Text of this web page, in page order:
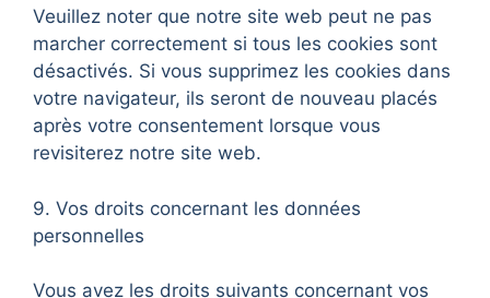
Veuillez noter que notre site web peut ne pas
marcher correctement si tous les cookies sont
désactivés. Si vous supprimez les cookies dans
votre navigateur, ils seront de nouveau placés
après votre consentement lorsque vous
revisiterez notre site web.
9. Vos droits concernant les données
personnelles
Vous avez les droits suivants concernant vos